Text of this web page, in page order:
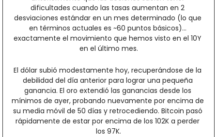
dificultades cuando las tasas aumentan en 2
desviaciones estándar en un mes determinado (lo que
en términos actuales es ~60 puntos básicos)...
exactamente el movimiento que hemos visto en el 10Y
en el último mes.
El dólar subió modestamente hoy, recuperándose de la
debilidad del día anterior para lograr una pequeña
ganancia. El oro extendió las ganancias desde los
mínimos de ayer, probando nuevamente por encima de
su media móvil de 50 días y retrocediendo. Bitcoin pasó
rápidamente de estar por encima de los 102K a perder
los 97K.